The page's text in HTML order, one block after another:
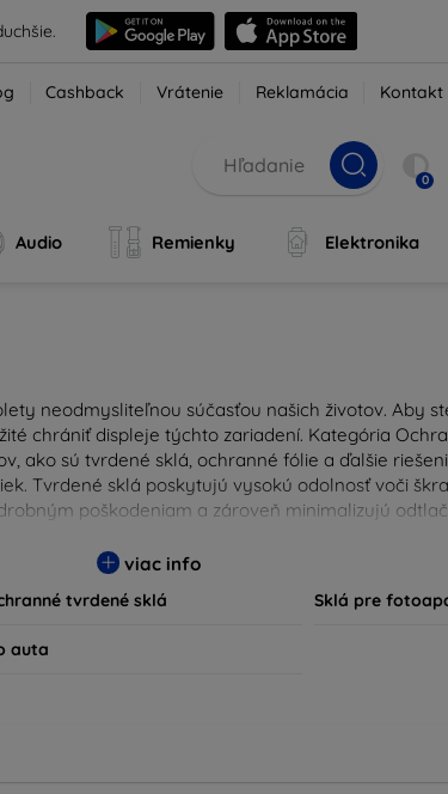
Cashback Vrátenie Reklamácia Kontakt
0
Audio Remienky Elektronika
neodmysliteľnou súčasťou našich životov. Aby
chrániť displeje týchto zariadení. Kategória
ako sú tvrdené sklá, ochranné fólie a ďalšie
Tvrdené sklá poskytujú vysokú odolnosť voči
poškodeniam a zároveň minimalizujú
a modelmi, čím zaručujeme, že každý zákazník
viac info
tvrdené sklá Sklá pre
auta